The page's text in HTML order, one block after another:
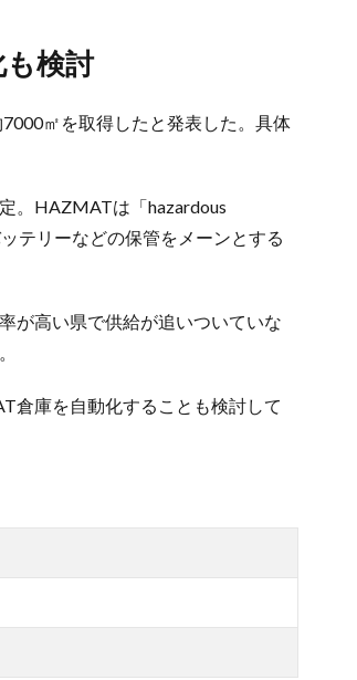
も検討
㎡を取得したと発表した。具体
。HAZMATは「hazardous
テリーなどの保管をメーンとする
が高い県で供給が追いついていな
倉庫を自動化することも検討して